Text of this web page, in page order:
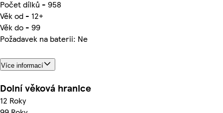
Počet dílků - 958
Věk od - 12+
Věk do - 99
Požadavek na baterii: Ne
Více informací
Dolní věková hranice
12 Roky